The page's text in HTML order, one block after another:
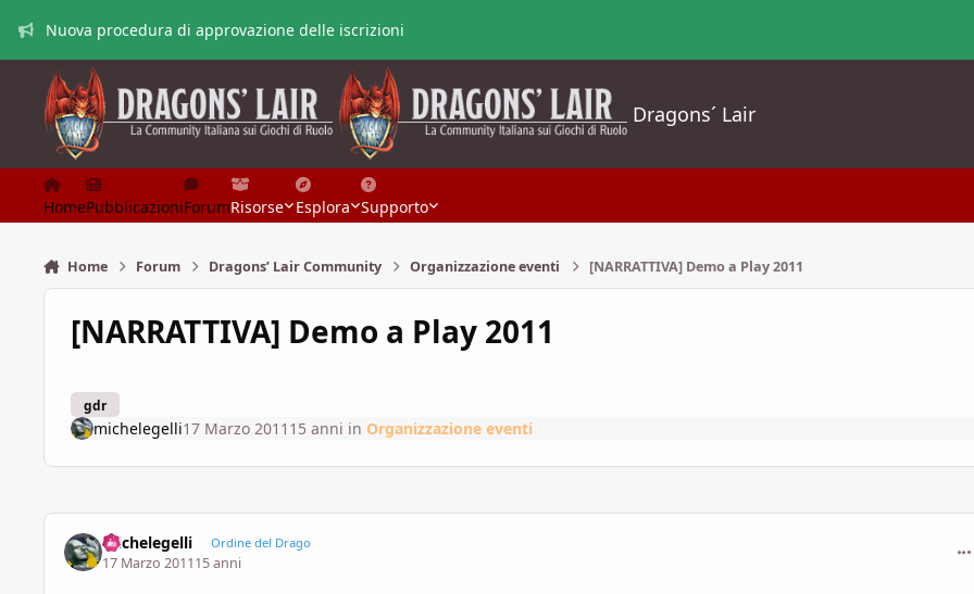
Nuova procedura di approvazione delle iscrizioni
Dragons´ Lair
HomePubblicazioniForumRisorse Esplora Supporto
Home Forum Dragons’ Lair Community Organizzazione eventi [NARRATTIVA] Demo a Play 2011
[NARRATTIVA] Demo a Play 2011
gdr
michelegelli17 Marzo 2011 15 anni in Organizzazione eventi
michelegelli Ordine del Drago
17 Marzo 201115 anni